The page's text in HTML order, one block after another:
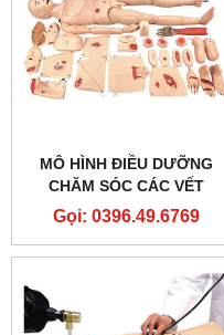
MÔ HÌNH ĐIỀU DƯỠNG
CHĂM SÓC CÁC VẾT
THƯƠNG NGOẠI KHOA
Gọi: 0396.49.6769